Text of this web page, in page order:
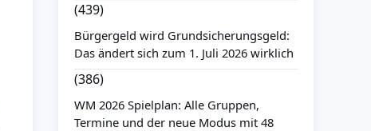
(439)
Bürgergeld wird Grundsicherungsgeld:
Das ändert sich zum 1. Juli 2026 wirklich
(386)
WM 2026 Spielplan: Alle Gruppen,
Termine und der neue Modus mit 48